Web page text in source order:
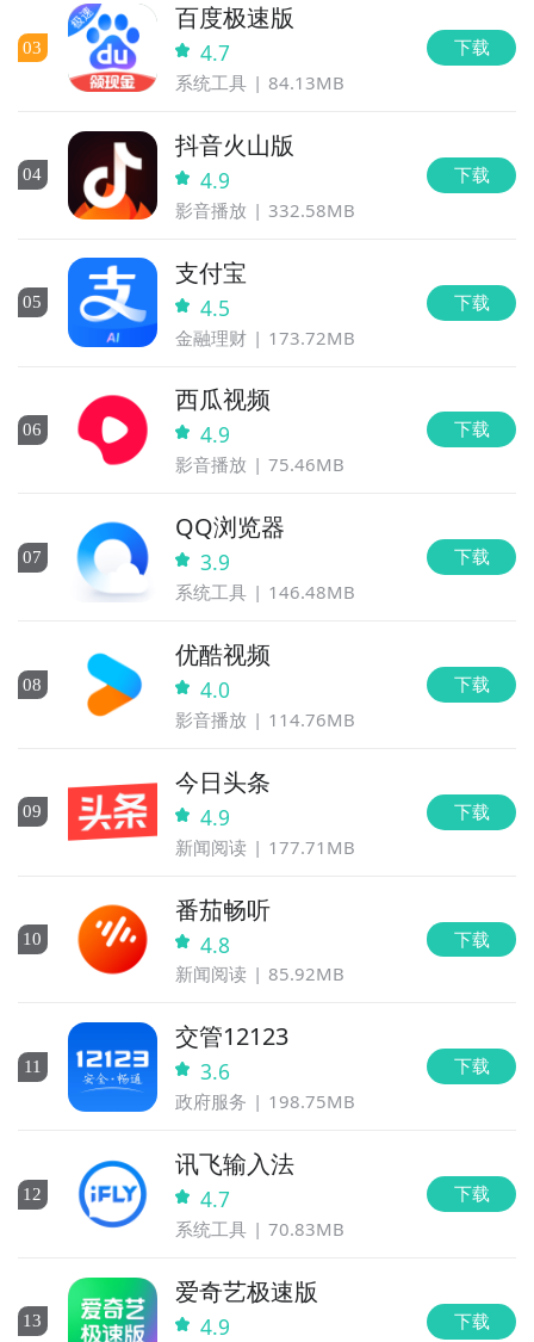
03
百度极速版
4.7
系统工具 84.13MB
下载
04
抖音火山版
4.9
影音播放 332.58MB
下载
05
支付宝
4.5
金融理财 173.72MB
下载
06
西瓜视频
4.9
影音播放 75.46MB
下载
07
QQ浏览器
3.9
系统工具 146.48MB
下载
08
优酷视频
4.0
影音播放 114.76MB
下载
09
今日头条
4.9
新闻阅读 177.71MB
下载
10
番茄畅听
4.8
新闻阅读 85.92MB
下载
11
交管12123
3.6
政府服务 198.75MB
下载
12
讯飞输入法
4.7
系统工具 70.83MB
下载
13
爱奇艺极速版
4.9 下载